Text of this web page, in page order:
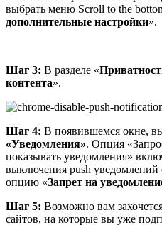
выбрать меню Scroll to the
дополнительные настройки».
Шаг 3: В разделе «
контента».
Шаг 4: В появившемся окне,
«Уведомления». Опция
показывать уведомления»
выключения push уведомлений
опцию «Запрет на
Шаг 5: Возможно вам
сайтов, на которые вы уже